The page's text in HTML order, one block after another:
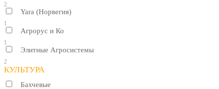
2
Yara (Норвегия)
1
Агрорус и Ко
1
Элитные Агросистемы
2
КУЛЬТУРА
Бахчевые